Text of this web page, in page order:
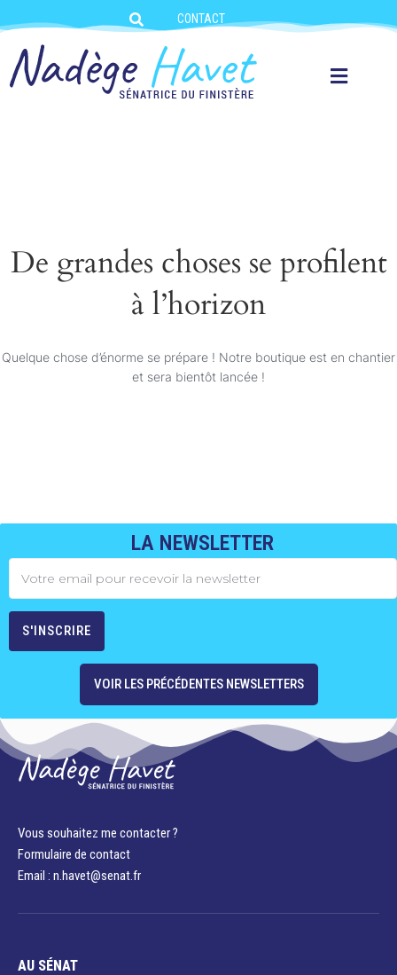
CONTACT
De grandes choses se profilent
à l’horizon
Quelque chose d’énorme se prépare ! Notre boutique est en chantier
et sera bientôt lancée !
LA NEWSLETTER
VOIR LES PRÉCÉDENTES NEWSLETTERS
Vous souhaitez me contacter ?
Formulaire de contact
Email : n.havet@senat.fr​
AU SÉNAT